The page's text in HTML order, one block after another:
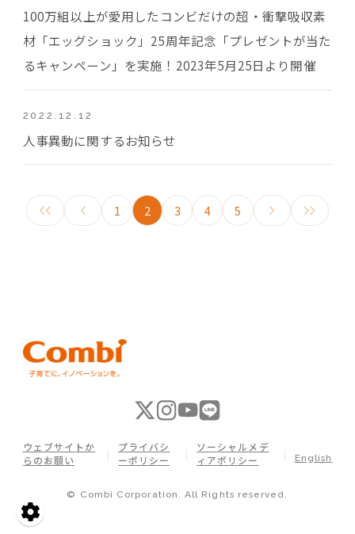
100万組以上が愛用したコンビだけの超・衝撃吸収素
材「エッグショック」25周年記念「プレゼントが当た
るキャンペーン」を実施！2023年5月25日より開催
2022.12.12
人事異動に関するお知らせ
1 2 3 4 5
© Combi Corporation. All Rights reserved.
ウェブサイトか
らのお願い
プライバシ
ーポリシー
ソーシャルメデ
ィアポリシー
English